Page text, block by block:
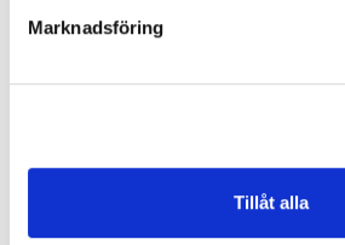
Marknadsföring
Tillåt alla